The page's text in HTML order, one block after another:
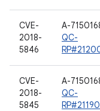
CVE-
2018-
5846
A-
QC-
CVE-
2018-
5845
A-
QC-